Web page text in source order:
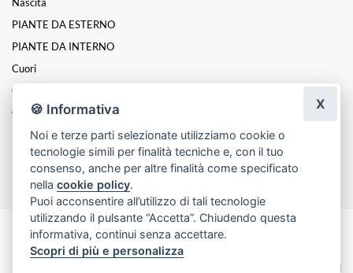
PIANTE DA ESTERNO
PIANTE DA INTERNO
Cuori
Coroncine
Composizioni
ROSE STABILIZZATE
Funebre
Made with byInfoser.it- Realizzazione Siti ecommerce per Fioristi
2026
Termini e Condizioni
🍪 Informativa
Noi e terze parti selezionate utilizziamo cookie o
tecnologie simili per finalità tecniche e, con il tuo
consenso, anche per altre finalità come specificato
nellacookie policy.
Puoi acconsentire all’utilizzo di tali tecnologie
utilizzando il pulsante “Accetta”. Chiudendo questa
informativa, continui senza accettare.
Scopri di più e personalizza
X